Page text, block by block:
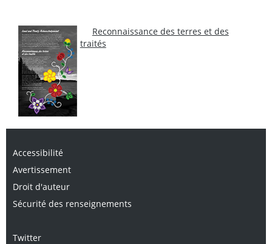
Reconnaissance des terres et des
traités
Accessibilité
Avertissement
Droit d'auteur
Sécurité des renseignements
Twitter